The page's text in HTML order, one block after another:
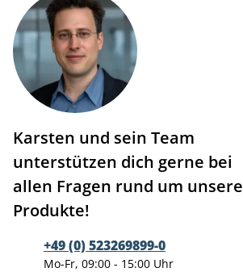
Karsten und sein Team
unterstützen dich gerne bei
allen Fragen rund um unsere
Produkte!
+49 (0) 523269899-0
Mo-Fr, 09:00 - 15:00 Uhr